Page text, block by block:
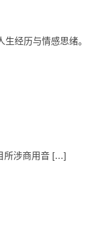
经历与情感思绪。
所涉商用音 […]